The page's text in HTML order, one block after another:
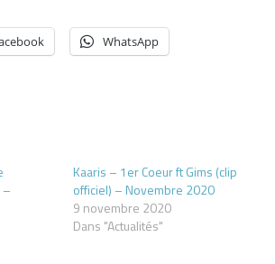
WhatsApp
–
Kaaris – 1er Coeur ft Gims (clip
officiel) – Novembre 2020
9 novembre 2020
Dans "Actualités"